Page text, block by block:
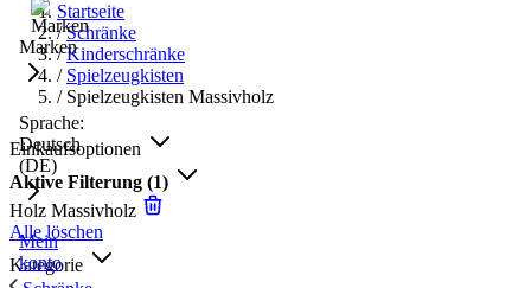
Marken
Sprache:
Deutsch
(DE)
Mein
konto
Startseite
/ Schränke
/ Kinderschränke
/ Spielzeugkisten
/ Spielzeugkisten Massivholz
Einkaufsoptionen
Aktive Filterung (1)
Holz Massivholz
Alle löschen
Kategorie